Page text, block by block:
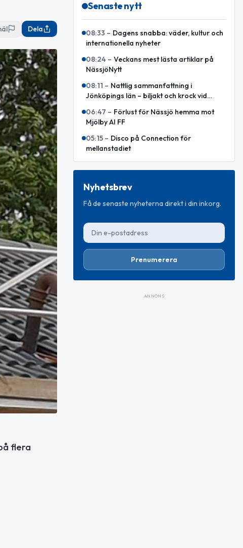
Dela
flera
Senaste nytt
08:33 – Dagens snabba: väder, kultur och
internationella nyheter
08:24 – Veckans mest lästa artiklar på
NässjöNytt
08:11 – Nattlig sammanfattning i
Jönköpings län – biljakt och krock vid
06:47 – Förlust för Nässjö hemma mot
Mjölby AI FF
05:15 – Disco på Connection för
mellanstadiet
Nyhetsbrev
Få de senaste nyheterna direkt i din inkorg.
Prenumerera
ANNONS